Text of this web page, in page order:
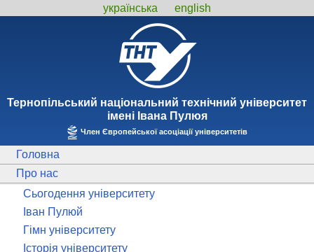
українська english
Тернопiльський національний технiчний унiверситет
iменi Iвана Пулюя
Член Європейської асоціації університетів
Головна
Про нас
Сьогодення університету
Іван Пулюй
Гімн університету
Історія університету